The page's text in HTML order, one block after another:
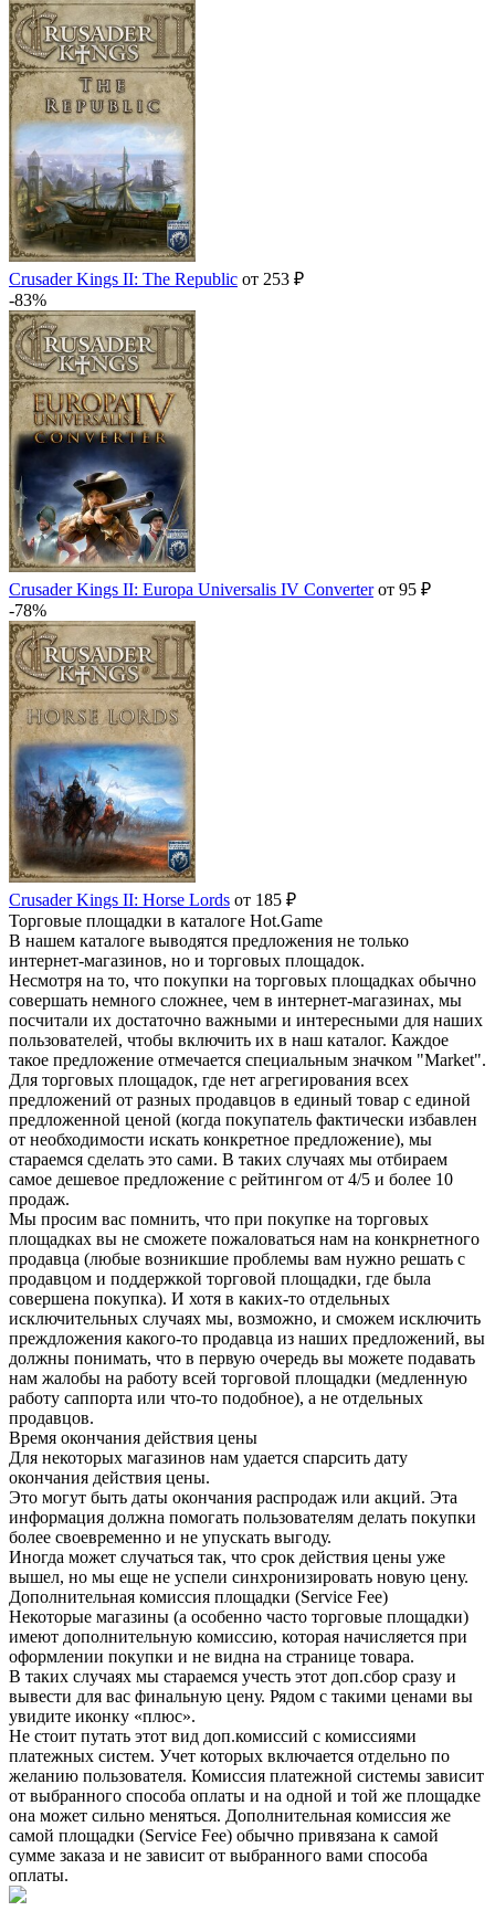
Crusader Kings II: The Republic от 253 ₽
-83%
Crusader Kings II: Europa Universalis IV Converterот 95 ₽
-78%
Crusader Kings II: Horse Lords от 185 ₽
Торговые площадки в каталоге Hot.Game
В нашем каталоге выводятся предложения не только
интернет-магазинов, но и торговых площадок.
Несмотря на то, что покупки на торговых площадках обычно
совершать немного сложнее, чем в интернет-магазинах, мы
посчитали их достаточно важными и интересными для наших
пользователей, чтобы включить их в наш каталог. Каждое
такое предложение отмечается специальным значком "Market".
Для торговых площадок, где нет агрегирования всех
предложений от разных продавцов в единый товар с единой
предложенной ценой (когда покупатель фактически избавлен
от необходимости искать конкретное предложение), мы
стараемся сделать это сами. В таких случаях мы отбираем
самое дешевое предложение с рейтингом от 4/5 и более 10
продаж.
Мы просим вас помнить, что при покупке на торговых
площадках вы не сможете пожаловаться нам на конкрнетного
продавца (любые возникшие проблемы вам нужно решать с
продавцом и поддержкой торговой площадки, где была
совершена покупка). И хотя в каких-то отдельных
исключительных случаях мы, возможно, и сможем исключить
преждложения какого-то продавца из наших предложений, вы
должны понимать, что в первую очередь вы можете подавать
нам жалобы на работу всей торговой площадки (медленную
работу саппорта или что-то подобное), а не отдельных
продавцов.
Время окончания действия цены
Для некоторых магазинов нам удается спарсить дату
окончания действия цены.
Это могут быть даты окончания распродаж или акций. Эта
информация должна помогать пользователям делать покупки
более своевременно и не упускать выгоду.
Иногда может случаться так, что срок действия цены уже
вышел, но мы еще не успели синхронизировать новую цену.
Дополнительная комиссия площадки (Service Fee)
Некоторые магазины (а особенно часто торговые площадки)
имеют дополнительную комиссию, которая начисляется при
оформлении покупки и не видна на странице товара.
В таких случаях мы стараемся учесть этот доп.сбор сразу и
вывести для вас финальную цену. Рядом с такими ценами вы
увидите иконку «плюс».
Не стоит путать этот вид доп.комиссий с комиссиями
платежных систем. Учет которых включается отдельно по
желанию пользователя. Комиссия платежной системы зависит
от выбранного способа оплаты и на одной и той же площадке
она может сильно меняться. Дополнительная комиссия же
самой площадки (Service Fee) обычно привязана к самой
сумме заказа и не зависит от выбранного вами способа
оплаты.